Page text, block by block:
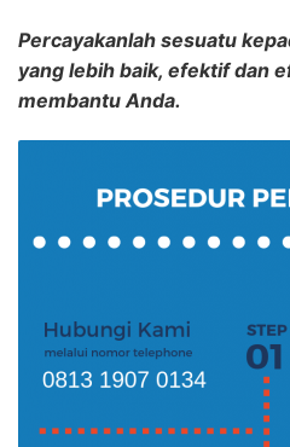
Percayakanlah sesuatu
yang lebih baik, efektif dan
membantu Anda.